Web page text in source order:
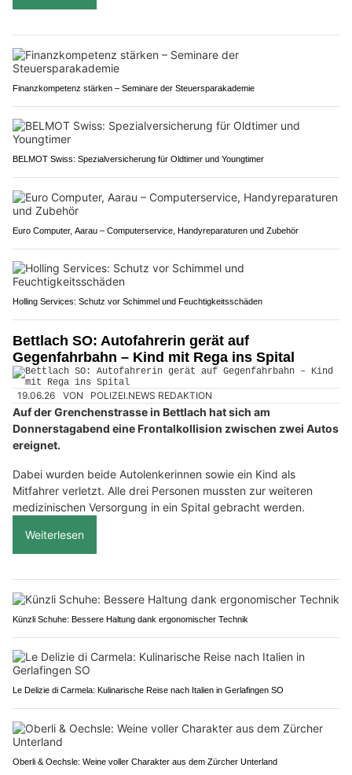
Finanzkompetenz stärken – Seminare der Steuersparakademie
BELMOT Swiss: Spezialversicherung für Oldtimer und Youngtimer
Euro Computer, Aarau – Computerservice, Handyreparaturen und Zubehör
Holling Services: Schutz vor Schimmel und Feuchtigkeitsschäden
Bettlach SO: Autofahrerin gerät auf
Gegenfahrbahn – Kind mit Rega ins Spital
19.06.26 VON POLIZEI.NEWS REDAKTION
Auf der Grenchenstrasse in Bettlach hat sich am
Donnerstagabend eine Frontalkollision zwischen zwei Autos
ereignet.
Dabei wurden beide Autolenkerinnen sowie ein Kind als
Mitfahrer verletzt. Alle drei Personen mussten zur weiteren
medizinischen Versorgung in ein Spital gebracht werden.
Weiterlesen
Künzli Schuhe: Bessere Haltung dank ergonomischer Technik
Le Delizie di Carmela: Kulinarische Reise nach Italien in Gerlafingen SO
Oberli & Oechsle: Weine voller Charakter aus dem Zürcher Unterland